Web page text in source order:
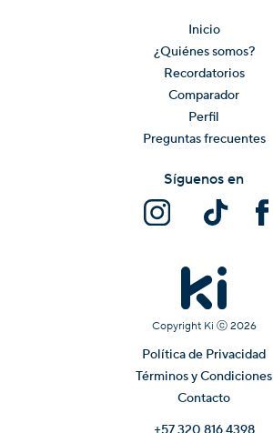
Inicio
¿Quiénes somos?
Recordatorios
Comparador
Perfil
Preguntas frecuentes
Copyright Ki ⓒ 2026
Política de Privacidad
Términos y Condiciones
Contacto
Síguenos en